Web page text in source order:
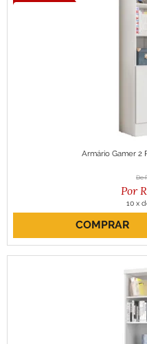
Armário Gamer 2
10 x
ou R$
COMPRAR